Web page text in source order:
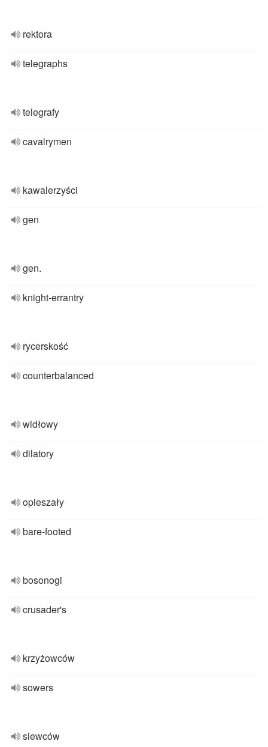
rektora
telegraphs
telegrafy
cavalrymen
kawalerzyści
gen
gen.
knight-errantry
rycerskość
counterbalanced
widłowy
dilatory
opieszały
bare-footed
bosonogi
crusader's
krzyżowców
sowers
siewców